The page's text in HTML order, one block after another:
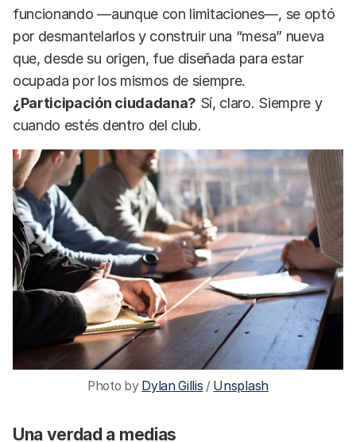
funcionando —aunque con limitaciones—, se optó
por desmantelarlos y construir una “mesa” nueva
que, desde su origen, fue diseñada para estar
ocupada por los mismos de siempre.
¿Participación ciudadana? Sí, claro. Siempre y
cuando estés dentro del club.
Photo by Dylan Gillis / Unsplash
Una verdad a medias